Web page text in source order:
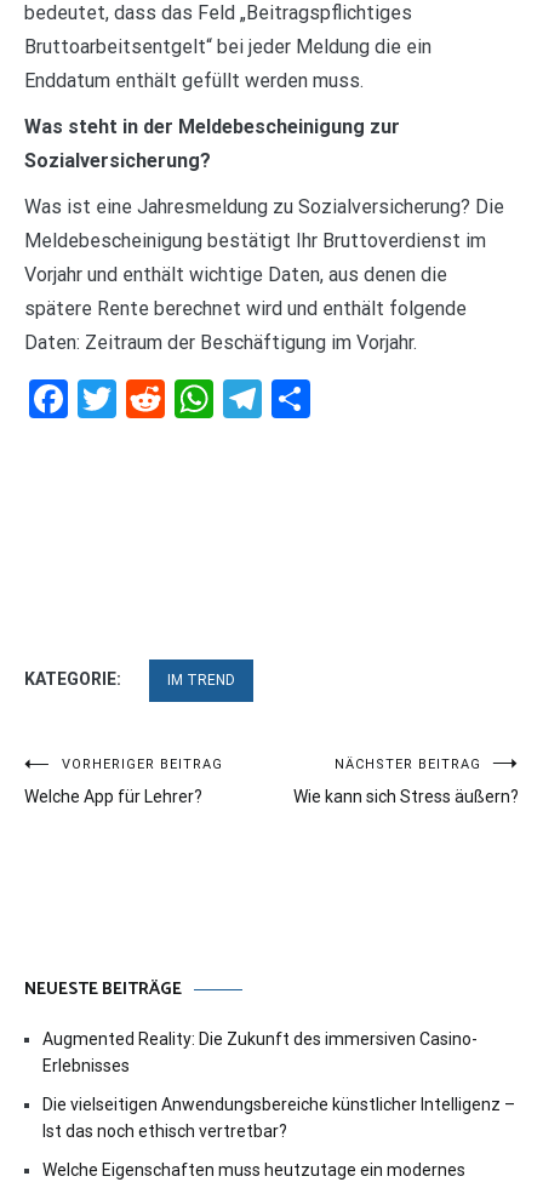
bedeutet, dass das Feld „Beitragspflichtiges
Bruttoarbeitsentgelt“ bei jeder Meldung die ein
Enddatum enthält gefüllt werden muss.
Was steht in der Meldebescheinigung zur
Sozialversicherung?
Was ist eine Jahresmeldung zu Sozialversicherung? Die
Meldebescheinigung bestätigt Ihr Bruttoverdienst im
Vorjahr und enthält wichtige Daten, aus denen die
spätere Rente berechnet wird und enthält folgende
Daten: Zeitraum der Beschäftigung im Vorjahr.
Facebook
Twitter
RedditWhatsApp
Telegram
KATEGORIE: IM TREND
Beitragsnavigation
VORHERIGER BEITRAG
Welche App für Lehrer?
NÄCHSTER BEITRAG
Wie kann sich Stress äußern?
NEUESTE BEITRÄGE
Augmented Reality: Die Zukunft des immersiven Casino-
Erlebnisses
Die vielseitigen Anwendungsbereiche künstlicher Intelligenz –
Ist das noch ethisch vertretbar?
Welche Eigenschaften muss heutzutage ein modernes